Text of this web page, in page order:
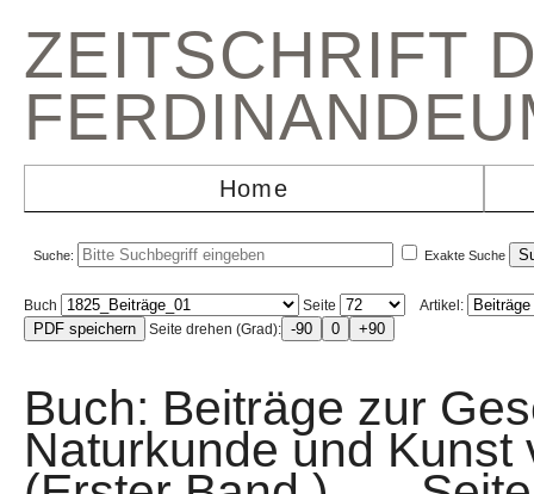
ZEITSCHRIFT
Home
Suche: Exakte Suche
Buch Seite
Artikel:
Seite drehen (Grad):
Buch: Beiträge zur
Naturkunde und Kunst